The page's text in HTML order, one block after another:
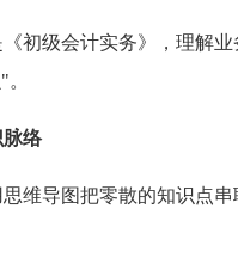
初级会计实务》，理解
脉络
维导图把零散的知识点